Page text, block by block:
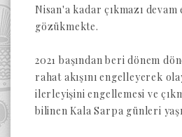
Nisan'a kadar çıkmazı devam
gözükmekte.
2021 başından beri dönem
rahat akışını engelleyerek
ilerleyişini engellemesi ve
bilinen Kala Sarpa günleri